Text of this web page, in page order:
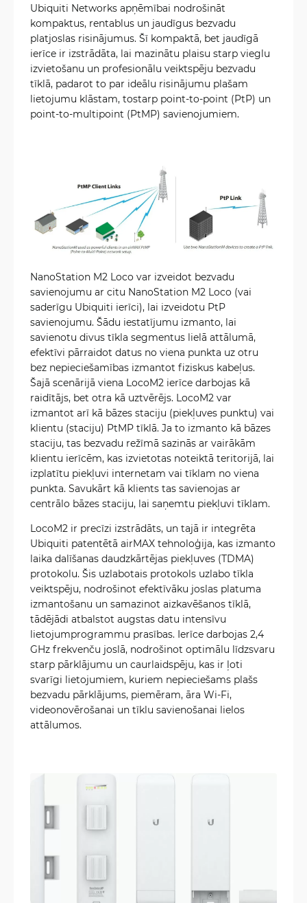
Ubiquiti Networks apņēmībai nodrošināt
kompaktus, rentablus un jaudīgus bezvadu
platjoslas risinājumus. Šī kompaktā, bet jaudīgā
ierīce ir izstrādāta, lai mazinātu plaisu starp vieglu
izvietošanu un profesionālu veiktspēju bezvadu
tīklā, padarot to par ideālu risinājumu plašam
lietojumu klāstam, tostarp point-to-point (PtP) un
point-to-multipoint (PtMP) savienojumiem.
NanoStation M2 Loco var izveidot bezvadu
savienojumu ar citu NanoStation M2 Loco (vai
saderīgu Ubiquiti ierīci), lai izveidotu PtP
savienojumu. Šādu iestatījumu izmanto, lai
savienotu divus tīkla segmentus lielā attālumā,
efektīvi pārraidot datus no viena punkta uz otru
bez nepieciešamības izmantot fiziskus kabeļus.
Šajā scenārijā viena LocoM2 ierīce darbojas kā
raidītājs, bet otra kā uztvērējs. LocoM2 var
izmantot arī kā bāzes staciju (piekļuves punktu) vai
klientu (staciju) PtMP tīklā. Ja to izmanto kā bāzes
staciju, tas bezvadu režīmā sazinās ar vairākām
klientu ierīcēm, kas izvietotas noteiktā teritorijā, lai
izplatītu piekļuvi internetam vai tīklam no viena
punkta. Savukārt kā klients tas savienojas ar
centrālo bāzes staciju, lai saņemtu piekļuvi tīklam.
LocoM2 ir precīzi izstrādāts, un tajā ir integrēta
Ubiquiti patentētā airMAX tehnoloģija, kas izmanto
laika dalīšanas daudzkārtējas piekļuves (TDMA)
protokolu. Šis uzlabotais protokols uzlabo tīkla
veiktspēju, nodrošinot efektīvāku joslas platuma
izmantošanu un samazinot aizkavēšanos tīklā,
tādējādi atbalstot augstas datu intensīvu
lietojumprogrammu prasības. Ierīce darbojas 2,4
GHz frekvenču joslā, nodrošinot optimālu līdzsvaru
starp pārklājumu un caurlaidspēju, kas ir ļoti
svarīgi lietojumiem, kuriem nepieciešams plašs
bezvadu pārklājums, piemēram, āra Wi-Fi,
videonovērošanai un tīklu savienošanai lielos
attālumos.